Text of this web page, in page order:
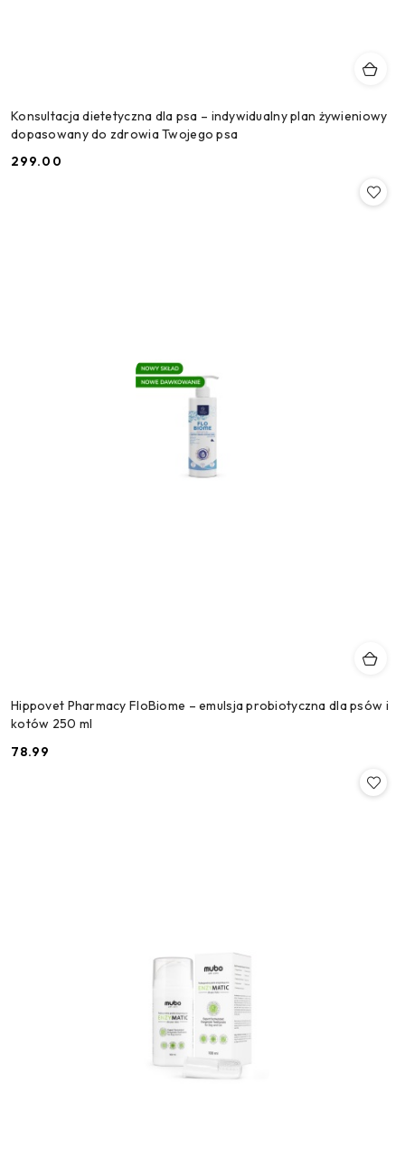
Konsultacja dietetyczna dla psa – indywidualny plan żywieniowy
dopasowany do zdrowia Twojego psa
Cena:
299.00
Hippovet Pharmacy FloBiome – emulsja probiotyczna dla psów i
kotów 250 ml
Cena:
78.99